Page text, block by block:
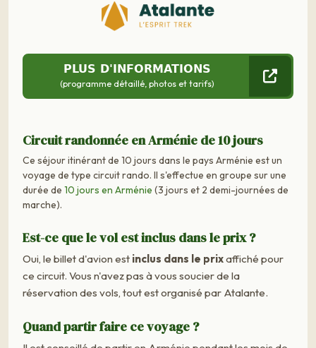
PLUS D'INFORMATIONS
(programme détaillé, photos et tarifs)
Circuit randonnée en Arménie de 10 jours
Ce séjour itinérant de 10 jours dans le pays Arménie est un
voyage de type circuit rando. Il s'effectue en groupe sur une
durée de 10 jours en Arménie (3 jours et 2 demi-journées de
marche).
Est-ce que le vol est inclus dans le prix ?
Oui, le billet d'avion est inclus dans le prixaffiché pour
ce circuit. Vous n'avez pas à vous soucier de la
réservation des vols, tout est organisé par Atalante.
Quand partir faire ce voyage ?